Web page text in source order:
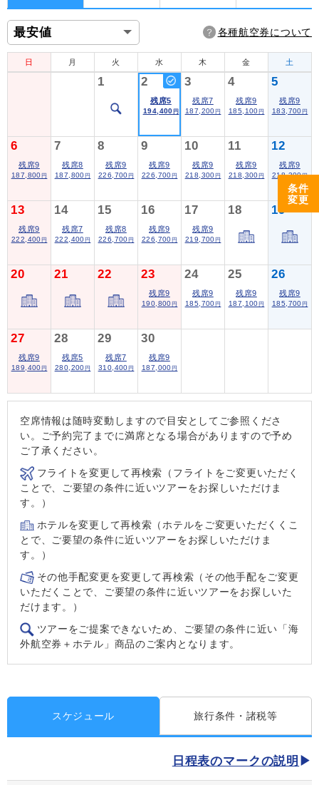
条件
変更
各種航空券について
日 月 火 水 木 金 土
1 2
残席5
194,400 円
3
残席7
187,200 円
4
残席9
185,100 円
5
残席9
183,700 円
6
残席9
187,800 円
7
残席8
187,800 円
8
残席9
226,700 円
9
残席9
226,700 円
10
残席9
218,300 円
11
残席9
218,300 円
12
残席9
218,300円
13
残席9
222,400 円
14
残席7
222,400 円
15
残席8
226,700 円
16
残席9
226,700 円
17
残席9
219,700 円
18 19
20 21 22 23
残席9
190,800 円
24
残席9
185,700 円
25
残席9
187,100 円
26
残席9
185,700 円
27
残席9
189,400 円
28
残席5
280,200 円
29
残席7
310,400 円
30
残席9
187,000 円
空席情報は随時変動しますので目安としてご参照くださ
い。ご予約完了までに満席となる場合がありますので予め
ご了承ください。
フライトを変更して再検索（フライトをご変更いただく
ことで、ご要望の条件に近いツアーをお探しいただけま
す。）
ホテルを変更して再検索（ホテルをご変更いただくくこ
とで、ご要望の条件に近いツアーをお探しいただけま
す。）
その他手配変更を変更して再検索（その他手配をご変更
いただくことで、ご要望の条件に近いツアーをお探しいた
だけます。）
ツアーをご提案できないため、ご要望の条件に近い「海
外航空券＋ホテル」商品のご案内となります。
スケジュール 旅行条件・諸税等
日程表のマークの説明